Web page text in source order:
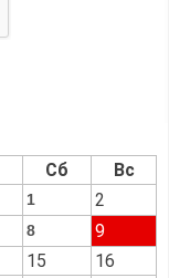
Сб Вс
1
2
8
9
15
16